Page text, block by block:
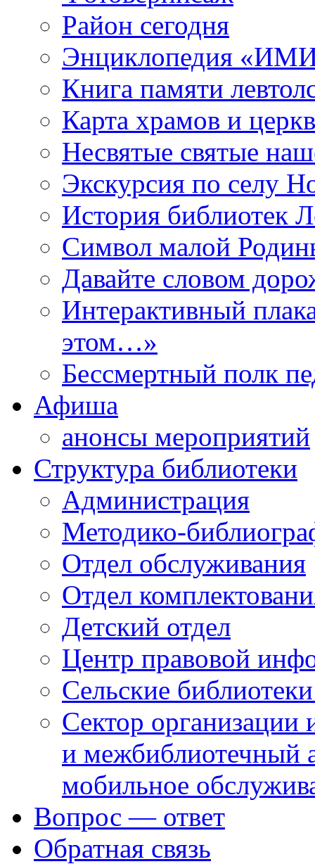
Район сегодня
Энциклопедия «ИМИ
Книга памяти
Карта храмов и
Несвятые святые
Экскурсия по селу
История библиотек
Символ малой
Давайте словом
Интерактивный
этом…»
Бессмертный полк
Афиша
анонсы мероприятий
Структура библиотеки
Администрация
Методико-
Отдел обслуживания
Отдел
Детский отдел
Центр правовой
Сельские
Сектор организации
и межбиблиотечный
мобильное
Вопрос — ответ
Обратная связь